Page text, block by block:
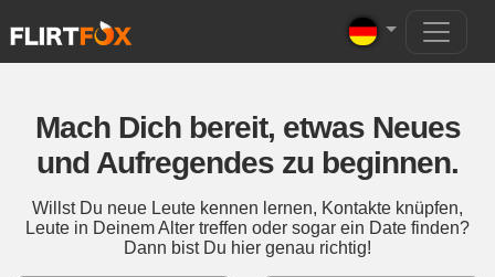
Mach Dich bereit, etwas Neues
und Aufregendes zu beginnen.
Willst Du neue Leute kennen lernen, Kontakte knüpfen,
Leute in Deinem Alter treffen oder sogar ein Date finden?
Dann bist Du hier genau richtig!